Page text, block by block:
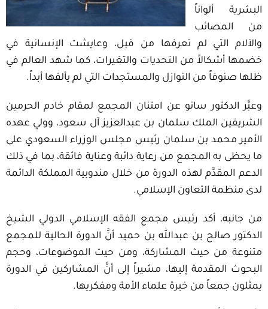
البشرية ألواناً
من المصائب
والآلام التي لم تعرفها من قبل، وعايشت الإنسانية في
خضمها أشكالاً من التحديات والتغيرات، كما شهد العالم في
ظلها صنوفاً من النوازل والمستجدات التي لم يألفها أبداً.
وعبَّر الدكتور سانو عن امتنان المجمع لمقام خادم الحرمين
الشريفين الملك سلمان بن عبدالعزيز آل سعود، وولي عهده
الأمير محمد بن سلمان رئيس مجلس الوزراء السعودي على
ما يحظى به المجمع من رعاية دائبة وعناية فائقة، بما في ذلك
الدعم المقدَّم لهذه الدورة من خلال مندوبية المملكة الدائمة
لدى منظمة التعاون الإسلامي.
من جانبه، أكد رئيس مجمع الفقه الإسلامي الدولي الشيخ
الدكتور صالح بن عبدالله بن حميد أنَّ الدورة الحالية للمجمع
متنوعة من حيث المشاركة، ومن حيث الموضوعات، وحجم
البحوث المقدمة إليها، مشيراً إلى أنَّ المشاركين في الدورة
يمثلون جمعاً من خيرة علماء الأمة ومفكريها.